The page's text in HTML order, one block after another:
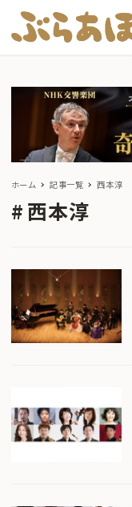
ホーム 記事一覧 西本淳
西本淳